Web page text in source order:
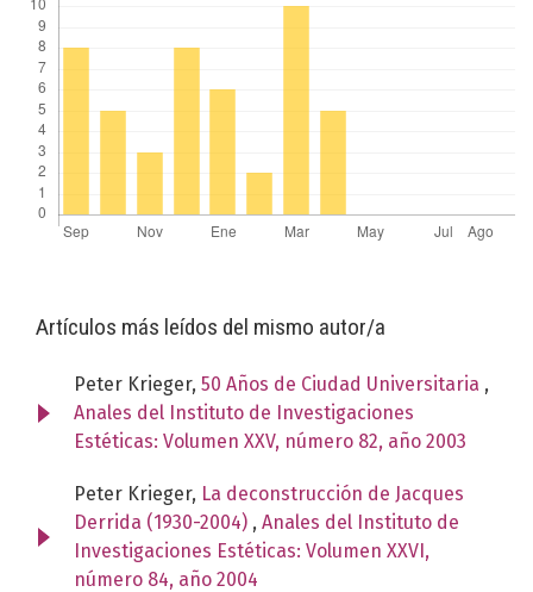
Artículos más leídos del mismo autor/a
Peter Krieger, 50 Años de Ciudad Universitaria ,
Anales del Instituto de Investigaciones
Estéticas: Volumen XXV, número 82, año 2003
Peter Krieger, La deconstrucción de Jacques
Derrida (1930-2004) , Anales del Instituto de
Investigaciones Estéticas: Volumen XXVI,
número 84, año 2004